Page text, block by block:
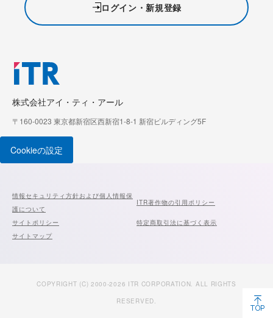
TOP
株式会社アイ・ティ・アール
〒160-0023 東京都新宿区西新宿1-8-1 新宿ビルディング5F
ログイン・新規登録
Cookieの設定
情報セキュリティ方針および個人情報保
護について
ITR著作物の引用ポリシー
サイトポリシー
特定商取引法に基づく表示
サイトマップ
COPYRIGHT (C) 2000-2026 ITR CORPORATION. ALL RIGHTS
RESERVED.